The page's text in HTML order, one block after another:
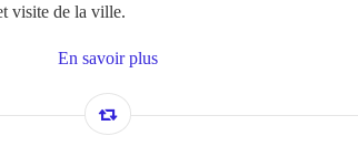
visite de la ville.
En savoir plus